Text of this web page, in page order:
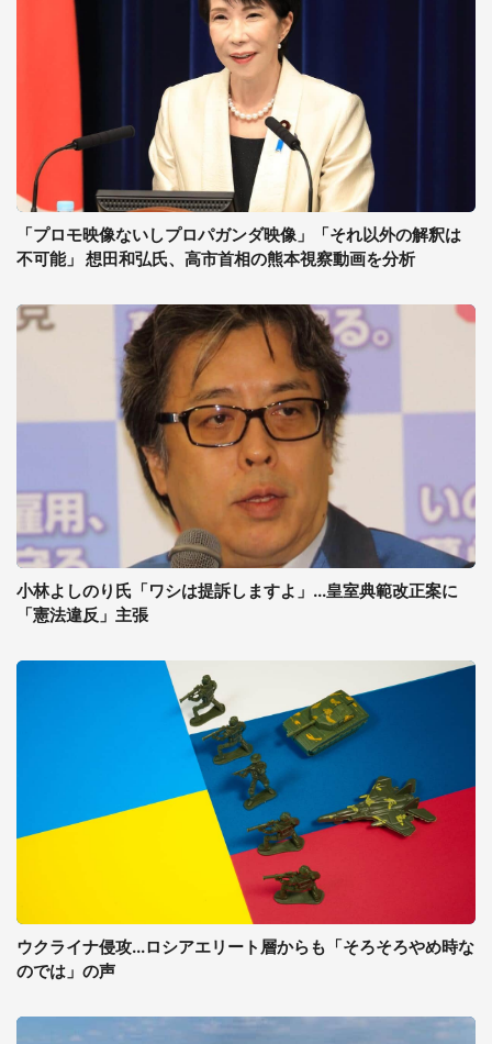
「プロモ映像ないしプロパガンダ映像」「それ以外の解釈は
不可能」 想田和弘氏、高市首相の熊本視察動画を分析
小林よしのり氏「ワシは提訴しますよ」...皇室典範改正案に
「憲法違反」主張
ウクライナ侵攻...ロシアエリート層からも「そろそろやめ時な
のでは」の声